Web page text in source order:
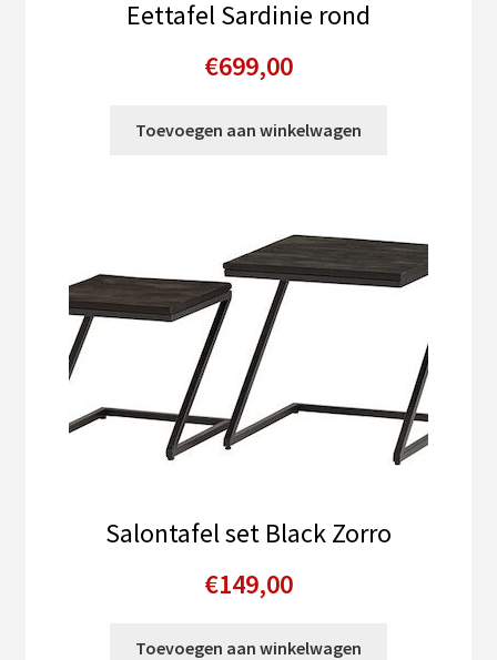
Eettafel Sardinie rond
€699,00
Toevoegen aan winkelwagen
Salontafel set Black Zorro
€149,00
Toevoegen aan winkelwagen